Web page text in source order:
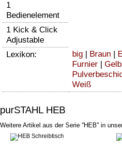
1
Bedienelement
1 Kick & Click
Adjustable
Lexikon:
big | Braun |
Furnier | Gelb
Weiß
purSTAHL HEB
Weitere Artikel aus der Serie ''HEB'' in